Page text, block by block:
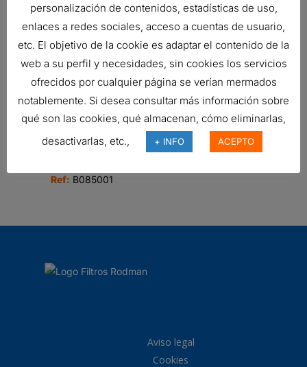
243,22
€
Ref:D090101
FILTRO DE AIRE, PRIMARIO
DURALITE
Ref: B085001
Aviso legal
Cookies
personalización de contenidos, estadísticas de uso,
enlaces a redes sociales, acceso a cuentas de usuario,
etc. El objetivo de la cookie es adaptar el contenido de la
web a su perfil y necesidades, sin cookies los servicios
ofrecidos por cualquier página se verían mermados
notablemente. Si desea consultar más información sobre
qué son las cookies, qué almacenan, cómo eliminarlas,
desactivarlas, etc.,
+ INFO ACEPTO